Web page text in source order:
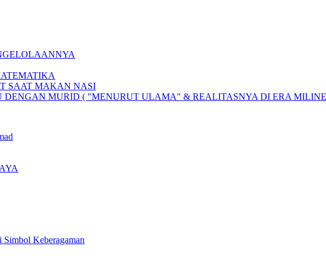
SAAT MAKAN NASI
MURID ( "MENURUT ULAMA" & REALITASNYA DI ERA
Keberagaman